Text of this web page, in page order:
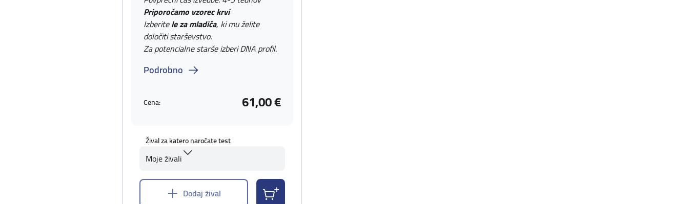
Priporočamo vzorec krvi
Izberitele za mladiča, ki mu želite
določiti starševstvo.
Za potencialne starše izberi DNA profil.
Podrobno
Cena: 61,00 €
Žival za katero naročate test
Moje živali
Dodaj žival